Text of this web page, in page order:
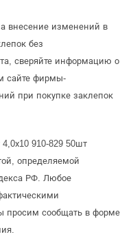
внесение изменений в
без
сверяйте информацию о
сайте фирмы-
при покупке заклепок
910-829 50шт
определяемой
РФ. Любое
просим сообщать в форме